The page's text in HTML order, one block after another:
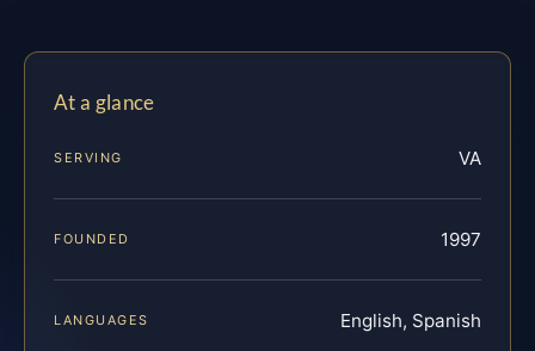
At a glance
SERVING VA
FOUNDED 1997
LANGUAGES English, Spanish